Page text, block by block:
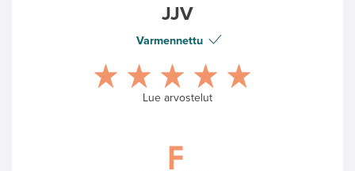
JJV
Varmennettu
Lue arvostelut